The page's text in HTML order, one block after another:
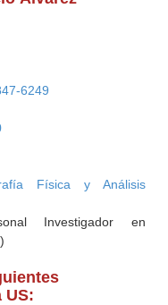
6249
Física y Análisis
Investigador en
US: